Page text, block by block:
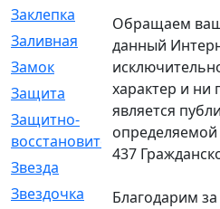
Заклепка
Заливная
[4]
Замок
[12]
Защита
[79]
Защитно-
восстановительный
[4]
Звезда
[1]
Звездочка
[5]
Обращаем
данный
характер и ни
является
437
Благодарим